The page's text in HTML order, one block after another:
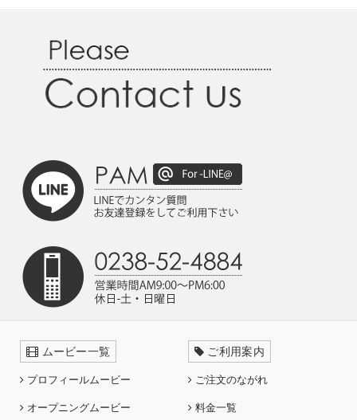
ムービー一覧
プロフィールムービー
オープニングムービー
ご利用案内
ご注文のながれ
料金一覧